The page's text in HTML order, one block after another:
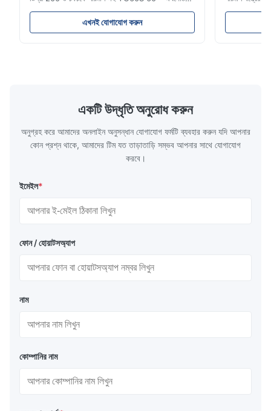
গ্লস মিটার করতে পারেন গ্লস (0-200Gu) সহ পরীক্ষা
সামগ্রী, এবং সর্বজনীনভাবে পেইন্ট, কালি, স্টোভিং বার্নিশ, লেপ,
কাঠের পণ্যগুলিতে প্রযোজ্য;মার্বেল, গ্রানাইট, ভিট্রিফাইড পালিশ
এখনই যোগাযোগ করুন
বর্ণনা এনআর
দামের পোর্টেবল
একটি উদ্ধৃতি অনুরোধ করুন
অনুগ্রহ করে আমাদের অনলাইন অনুসন্ধান যোগাযোগ ফর্মটি ব্যবহার করুন যদি আপনার
কোন প্রশ্ন থাকে, আমাদের টিম যত তাড়াতাড়ি সম্ভব আপনার সাথে যোগাযোগ
করবে।
ইমেইল*
ফোন / হোয়াটসঅ্যাপ
নাম
কোম্পানির নাম